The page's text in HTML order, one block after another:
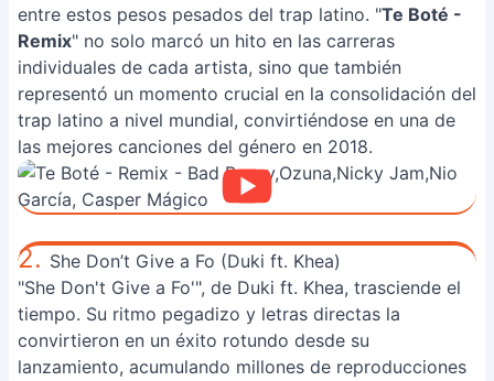
entre estos pesos pesados del trap latino. "Te Boté -
Remix" no solo marcó un hito en las carreras
individuales de cada artista, sino que también
representó un momento crucial en la consolidación del
trap latino a nivel mundial, convirtiéndose en una de
las mejores canciones del género en 2018.
2. She Don’t Give a Fo (Duki ft. Khea)
"She Don't Give a Fo'", de Duki ft. Khea, trasciende el
tiempo. Su ritmo pegadizo y letras directas la
convirtieron en un éxito rotundo desde su
lanzamiento, acumulando millones de reproducciones